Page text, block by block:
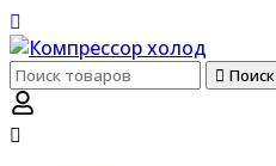
Поиск
по:
Поиск